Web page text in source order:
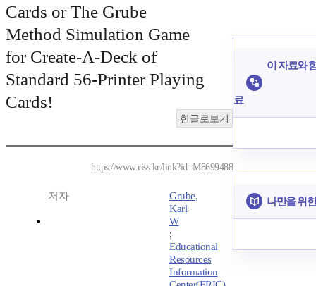
Cards or The Grube
Method Simulation Game
for Create-A-Deck of
Standard 56-Printer Playing
Cards!
한글로보기
https://www.riss.kr/link?id=M8699488
저자
Grube,
Karl
W
;
Educational
Resources
Information
이 자료와
료
나만을 위